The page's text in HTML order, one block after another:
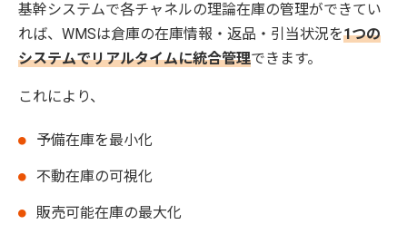
基幹システムで各チャネルの理論在庫の管理ができてい
れば、WMSは倉庫の在庫情報・返品・引当状況を1つの
システムでリアルタイムに統合管理できます。
これにより、
予備在庫を最小化
不動在庫の可視化
販売可能在庫の最大化